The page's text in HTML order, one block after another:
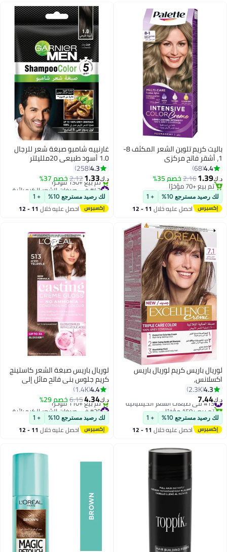
باليت كريم تلوين الشعر المكثف 8-
1، أشقر فاتح مركزي
4.4
68
د.ك‏1.39
2.16خصم 35%
تم بيع +70 مؤخرًا
تم بيع +70 مؤخرًا
لك رصيد مسترجع 10% + 1
احصل عليه خلال 11 - 12
غارنييه شامبو صبغة شعر للرجال
1.0 أسود طبيعي 20ملليلتر
4.3
258
د.ك‏1.33
2.12خصم 37%
#42 في صبغات الشعر الكيميائية
أقل سعر في 7 يوم
تم بيع +130 مؤخرًا
#42 في صبغات الشعر الكيميائية
لك رصيد مسترجع 10% + 1
احصل عليه خلال 11 - 12
لوريال باريس كريم لوريال باريس
اكسلانس,
4.3
2.3K
د.ك‏7.44
#13 في صبغات الشعر الكيميائية
تم بيع +150 مؤخرًا
#13 في صبغات الشعر الكيميائية
لك رصيد مسترجع 10% + 1
احصل عليه خلال 11 - 12
لوريال باريس صبغة الشعر كاستينج
كريم جلوس بني فاتح مائل إلى
الرمادي 513 180ملليلتر
4.4
1.4K
د.ك‏4.34
6.15خصم 29%
#20 في صبغات الشعر الكيميائية
أقل سعر في 7 يوم
تم بيع +110 مؤخرًا
#20 في صبغات الشعر الكيميائية
لك رصيد مسترجع 10% + 1
احصل عليه خلال 11 - 12